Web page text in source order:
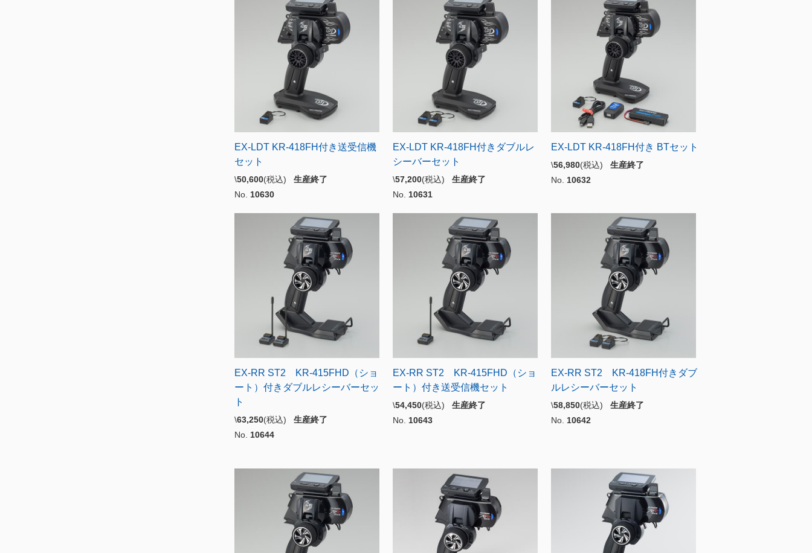
EX-LDT KR-418FH付き送受信機
セット
\50,600(税込) 生産終了
No. 10630
EX-LDT KR-418FH付きダブルレ
シーバーセット
\57,200(税込) 生産終了
No. 10631
EX-LDT KR-418FH付き BTセット
\56,980(税込) 生産終了
No. 10632
EX-RR ST2 KR-415FHD（ショ
ート）付きダブルレシーバーセッ
ト
\63,250(税込) 生産終了
No. 10644
EX-RR ST2 KR-415FHD（ショ
ート）付き送受信機セット
\54,450(税込) 生産終了
No. 10643
EX-RR ST2 KR-418FH付きダブ
ルレシーバーセット
\58,850(税込) 生産終了
No. 10642